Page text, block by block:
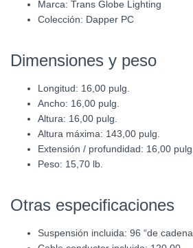
Marca: Trans Globe Lighting
Colección: Dapper PC
Dimensiones y peso
Longitud: 16,00 pulg.
Ancho: 16,00 pulg.
Altura: 16,00 pulg.
Altura máxima: 143,00 pulg.
Extensión / profundidad: 16,00 pulg.
Peso: 15,70 lb.
Otras especificaciones
Suspensión incluida: 96 “de cadena